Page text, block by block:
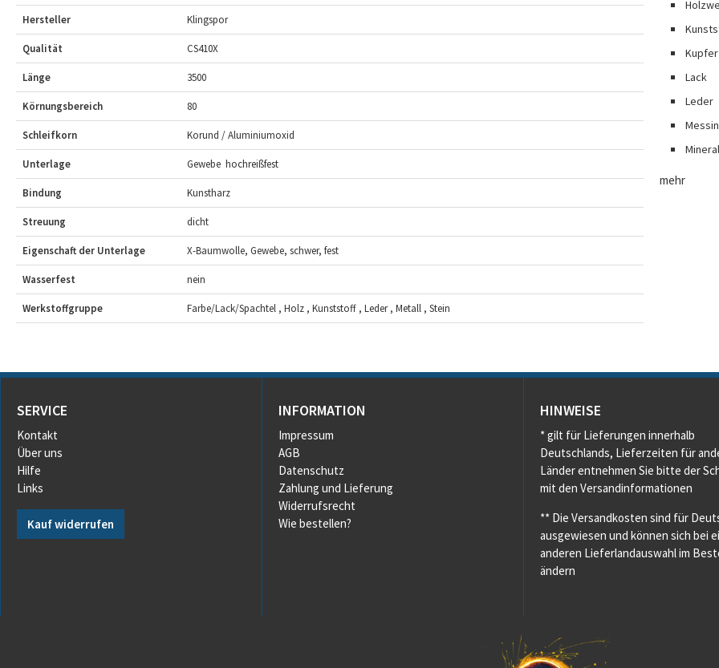
Hersteller Klingspor
Qualität CS410X
Länge 3500
Körnungsbereich 80
Schleifkorn Korund / Aluminiumoxid
Unterlage Gewebe  hochreißfest
Bindung Kunstharz
Streuung dicht
Eigenschaft der Unterlage X-Baumwolle, Gewebe, schwer, fest
Wasserfest nein
Werkstoffgruppe Farbe/Lack/Spachtel , Holz , Kunststoff , Leder , Metall , Stein
Kupfer
Lack
Leder
mehr
SERVICE
Kontakt
Über uns
Hilfe
Links
Kauf widerrufen
INFORMATION
Impressum
AGB
Datenschutz
Zahlung und Lieferung
Widerrufsrecht
Wie bestellen?
HINWEISE
* gilt für Lieferungen innerhalb
Deutschlands, Lieferzeiten für
Länder entnehmen Sie bitte der
mit den Versandinformationen
** Die Versandkosten sind für
ausgewiesen und können sich bei
anderen Lieferlandauswahl im
ändern